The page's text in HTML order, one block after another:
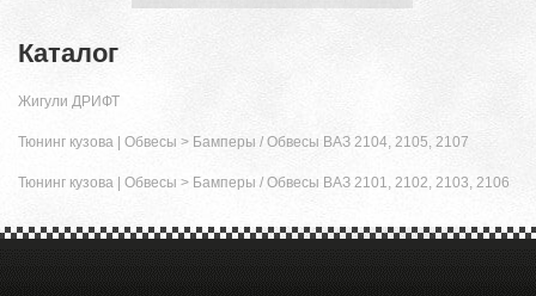
Каталог
Жигули ДРИФТ
Тюнинг кузова | Обвесы > Бамперы / Обвесы ВАЗ 2104, 2105, 2107
Тюнинг кузова | Обвесы > Бамперы / Обвесы ВАЗ 2101, 2102, 2103, 2106